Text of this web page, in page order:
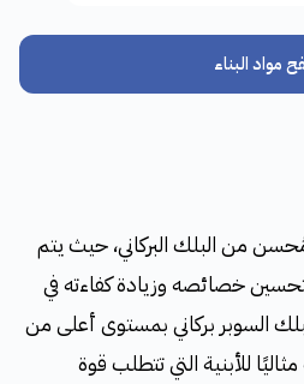
مواد البناء
من البلك البركاني، حيث يتم
خصائصه وزيادة كفاءته في
السوبر بركاني بمستوى أعلى من
للأبنية التي تتطلب قوة